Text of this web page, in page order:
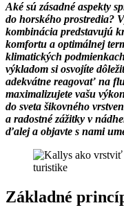
Aké sú zásadné aspekty
do horského prostredia?
kombinácia predstavujú
komfortu a optimálnej
klimatických
výkladom si osvojíte
adekvátne reagovať na
maximalizujete vašu
do sveta šikovného
a radostné zážitky v
ďalej a objavte s nami
Základné